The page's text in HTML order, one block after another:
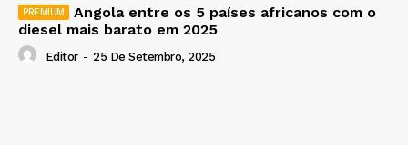
Angola entre os 5 países africanos com o
diesel mais barato em 2025
Editor - 25 De Setembro, 2025